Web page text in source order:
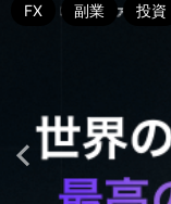
副業 投資
FX 副業 投資
仮想通貨 副業
FX 副業 投資
FX 副業 投資
FX 副業 投資
FX 副業 投資
FX 副業 投資
FX 副業 投資
FX 副業 投資